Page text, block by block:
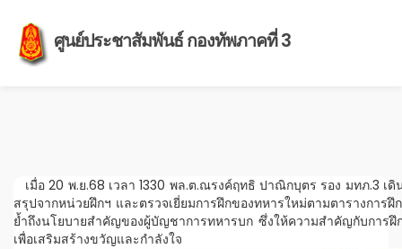
ศูนย์ประชาสัมพันธ์ กองทัพภาคที่ 3
เมื่อ 20 พ.ย.68 เวลา 1330 พล.ต.ณรงค์ฤทธิ ปาณิกบุตร รอง มทภ.3 เ
สรุปจากหน่วยฝึกฯ และตรวจเยี่ยมการฝึกของทหารใหม่ตามตารางกา
ย้ำถึงนโยบายสำคัญของผู้บัญชาการทหารบก ซึ่งให้ความสำคัญกับการ
เพื่อเสริมสร้างขวัญและกำลังใจ